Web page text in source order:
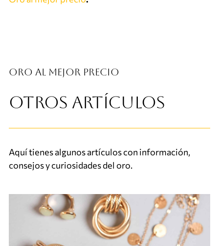
Oro al mejor precio
OTROS ARTÍCULOS
Aquí tienes algunos artículos con información,
consejos y curiosidades del oro.